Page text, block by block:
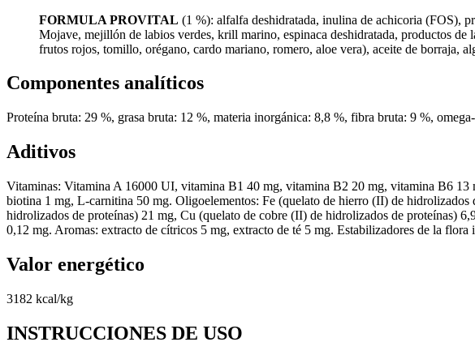
FORMULA PROVITAL (1 %): alfalfa deshidratada, inulina de achicoria (FOS),
Mojave, mejillón de labios verdes, krill marino, espinaca deshidratada, productos
frutos rojos, tomillo, orégano, cardo mariano, romero, aloe vera), aceite de borraja,
Componentes analíticos
Proteína bruta: 29 %, grasa bruta: 12 %, materia inorgánica: 8,8 %, fibra bruta: 9 %,
Aditivos
Vitaminas: Vitamina A 16000 UI, vitamina B1 40 mg, vitamina B2 20 mg, vitamina B6
biotina 1 mg, L-carnitina 50 mg. Oligoelementos: Fe (quelato de hierro (II) de
hidrolizados de proteínas) 21 mg, Cu (quelato de cobre (II) de hidrolizados de proteínas)
0,12 mg. Aromas: extracto de cítricos 5 mg, extracto de té 5 mg. Estabilizadores de la
Valor energético
3182 kcal/kg
INSTRUCCIONES DE USO